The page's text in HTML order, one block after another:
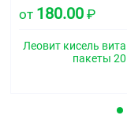
от 180.00 ₽
Леовит кисель
пакеты